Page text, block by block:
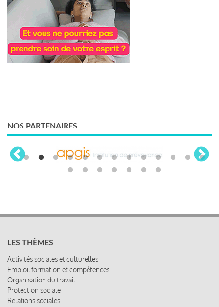
NOS PARTENAIRES
LES THÈMES
Activités sociales et culturelles
Emploi, formation et compétences
Organisation du travail
Protection sociale
Relations sociales